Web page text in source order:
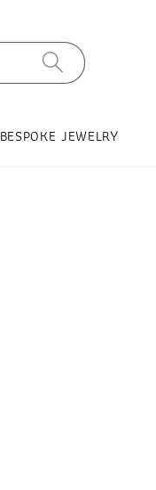
BESPOKE JEWELRY